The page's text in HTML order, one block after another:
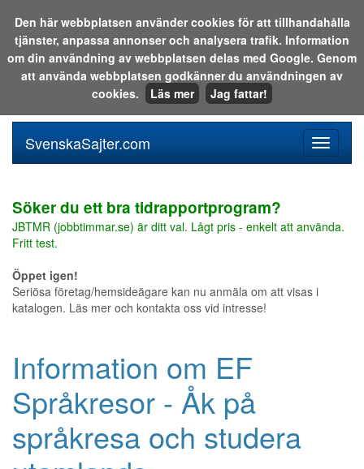
Sök i katalogen eller på webben:
meny
SvenskaSajter.com
Söker du ett bra tidrapportprogram?
JBTMR (jobbtimmar.se) är ditt val. Lågt pris - enkelt att använda.
Fritt test.
Öppet igen!
Seriösa företag/hemsideägare kan nu anmäla om att visas i
katalogen. Läs mer och kontakta oss vid intresse!
Information om EF
Språkresor - Åk på
språkresa och studera
Den här webbplatsen använder cookies för att tillhandahålla
tjänster, anpassa annonser och analysera trafik. Information
om din användning av webbplatsen delas med Google. Genom
att använda webbplatsen godkänner du användningen av
cookies.
Läs mer Jag fattar!